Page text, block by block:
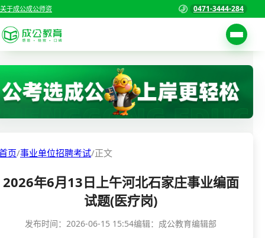
关于成公成公师资 0471-3444-284
考试公告
职位表
准考证打印
成绩查询
首页
国家公务员考试
三支一扶考试
警察/辅警考试
页/事业单位招聘考试/正文
2026年6月13日上午河北石家庄事业编面
试题(医疗岗)
发布时间： 2026-06-15 15:54编辑：成公教育编辑部